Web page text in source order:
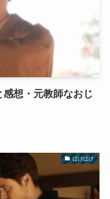
想・元教師なおじ
ばけばけ